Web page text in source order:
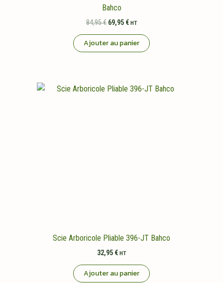
Bahco
84,95€ Le
initial
était :
69,95 €Le
actuel
HT
Ajouter au panier
Scie Arboricole Pliable 396-JT Bahco
32,95 € HT
Ajouter au panier